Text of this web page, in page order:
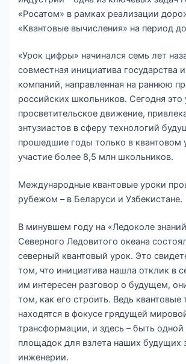
«Росатом» в рамках реализации
«Квантовые вычисления» на период
«Урок цифры» начинался семь лет
совместная инициатива государства
компаний, направленная на раннюю
российских школьников. Сегодня
просветительское движение,
энтузиастов в сферу технологий
прошедшие годы только в квантовом
участие более 8,5 млн школьников.
Международные квантовые уроки
рубежом – в Беларуси и Узбекистане.
В минувшем году на «Ледоколе
Северного Ледовитого океана
северный квантовый урок. Это
том, что инициатива нашла отклик в
им интересен разговор о будущем,
том, как его строить. Ведь квантовые
находятся в фокусе грядущей
трансформации, и здесь – быть одной
площадок для взлета наших будущих
инженерии.